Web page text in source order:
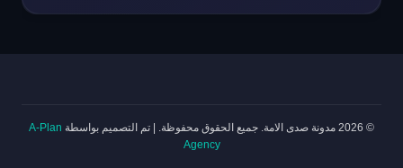
© 2026 مدونة صدى الامة. جميع الحقوق محفوظة. تم التصميم بواسطة A-Plan
Agency